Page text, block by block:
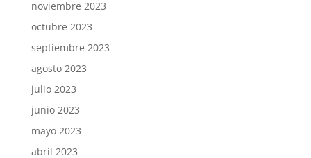
noviembre 2023
octubre 2023
septiembre 2023
agosto 2023
julio 2023
junio 2023
mayo 2023
abril 2023